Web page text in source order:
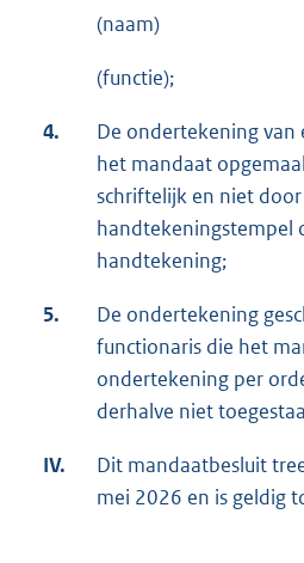
(naam)
(functie);
4.
De ondertekening van
het mandaat
schriftelijk en niet
handtekeningstempel
handtekening;
5.
De ondertekening
functionaris die het
ondertekening per
derhalve niet
IV.
Dit mandaatbesluit
mei 2026 en is geldig